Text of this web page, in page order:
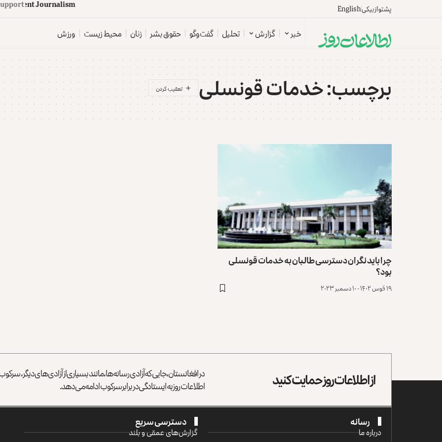
پشتوازبیکیEnglish
m
s
i
l
a
n
r
u
o
J
t
n
e
d
n
e
p
e
خبر گزارش تحلیل گفت‌وگو حقوق بشر زنان محیط زیست ورزش
برچسب:خدمات قونسلی
چرا باید نگران دسترسی طالبان به خدمات قونسلی
بود؟
۱۹ قوس ۱۴۰۲ - ۱۰ دسمبر ۲۰۲۳
از اطلاعات روز حمایت کنید در افغانستان، جایی که آزادی رسانه‌ها، مانند بسیاری از آزادی‌های دیگر،
اطلاعات روز به ایستادگی در برابر سرکوب ادامه می‌دهد.
رسانه
درباره ما
دسترسی سریع
گزارش‌‌های عمقی و بلند